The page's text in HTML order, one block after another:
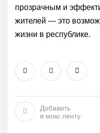
прозрачным и
жителей — это
жизни в республике.
Добавить
в мою ленту